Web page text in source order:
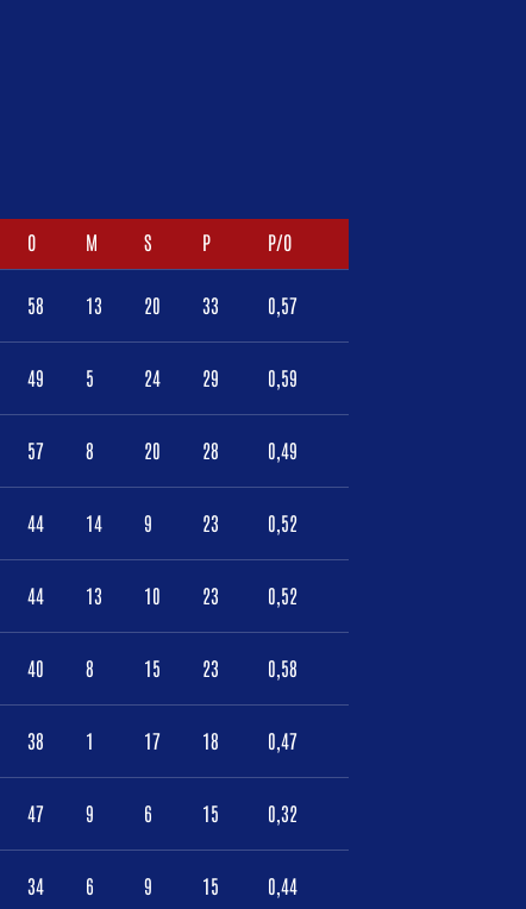
O M S P P/O
58 13 20 33 0,57
49 5 24 29 0,59
57 8 20 28 0,49
44 14 9 23 0,52
44 13 10 23 0,52
40 8 15 23 0,58
38 1 17 18 0,47
47 9 6 15 0,32
34 6 9 15 0,44